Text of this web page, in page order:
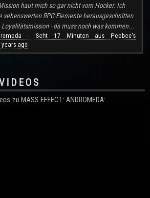
haut mich so gar nicht vom Hocker. Ich
sehenswerten RPG-Elemente herausgeschnitten
Loyalitätsmission - da muss noch was kommen...
- Seht 17 Minuten aus Peebee's
years ago
zu MASS EFFECT: ANDROMEDA: